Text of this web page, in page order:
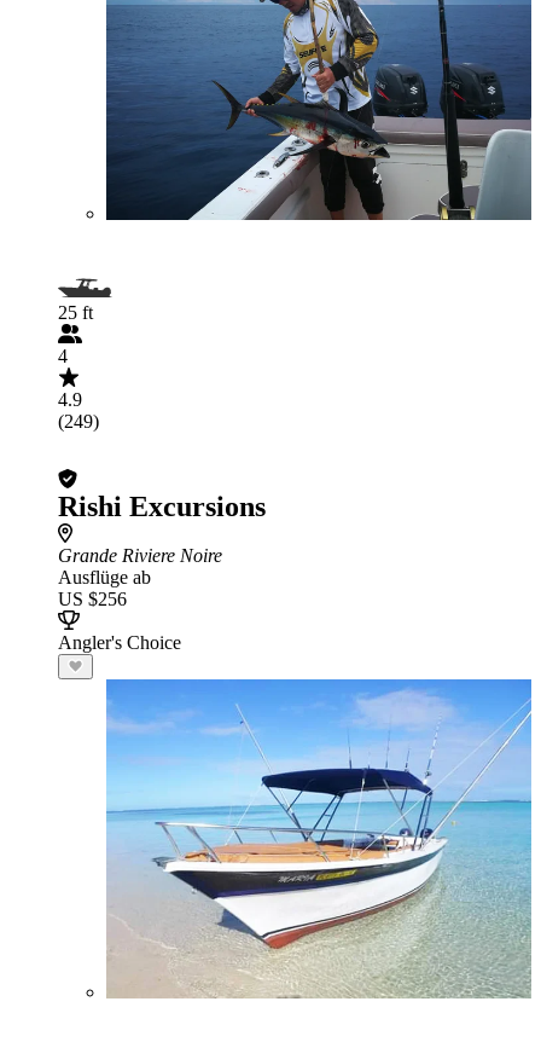
25 ft
4
4.9
(249)
Rishi Excursions
Grande Riviere Noire
Ausflüge ab
US $256
Angler's Choice